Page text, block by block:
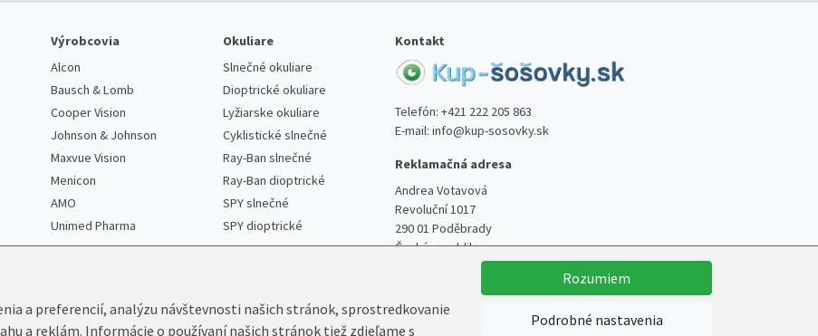
Výrobcovia
Alcon
Bausch & Lomb
Cooper Vision
Johnson & Johnson
Maxvue Vision
Menicon
AMO
Unimed Pharma
Okuliare
Slnečné okuliare
Dioptrické okuliare
Lyžiarske okuliare
Cyklistické slnečné
Ray-Ban slnečné
Ray-Ban dioptrické
SPY slnečné
SPY dioptrické
Kontakt
Telefón: +421 222 205 863
E-mail: info@kup-sosovky.sk
Reklamačná adresa
Andrea Votavová
Revoluční 1017
290 01 Poděbrady
Česká republika
a preferencií, analýzu návštevnosti našich stránok, sprostredkovanie
a reklám. Informácie o používaní našich stránok tiež zdieľame s
Rozumiem
Podrobné nastavenia